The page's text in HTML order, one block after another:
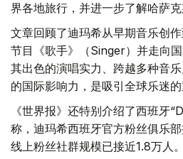
界各地旅行，并进一步了解哈萨克
文章回顾了迪玛希从早期音乐创
节目《歌手》（Singer）并走向
其出色的演唱实力、跨越多种音
的国际影响力，是吸引全球乐迷的
《世界报》还特别介绍了西班牙
称，迪玛希西班牙官方粉丝俱乐
线上粉丝社群规模已接近1.8万人。